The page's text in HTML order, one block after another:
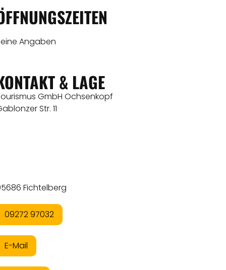
Angaben
& LAGE
GmbH Ochsenkopf
Str. 11
Fichtelberg
09272 97032
E-Mail